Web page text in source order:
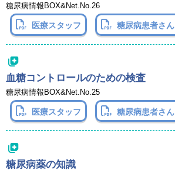
糖尿病情報BOX&Net.No.26
医療スタッフ 糖尿病患者さん
血糖コントロールのための検査
糖尿病情報BOX&Net.No.25
医療スタッフ 糖尿病患者さん
糖尿病薬の知識